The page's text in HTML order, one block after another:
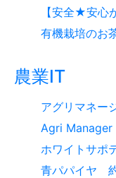
【安全★安
有機栽培のお
農業IT
アグリマネー
Agri
ホワイトサポ
青パパイヤ